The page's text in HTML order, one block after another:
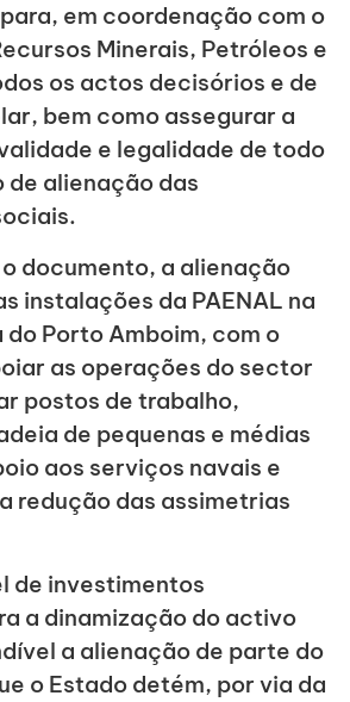
em coordenação com o
Minerais, Petróleos e
os actos decisórios e de
bem como assegurar a
e legalidade de todo
alienação das
documento, a alienação
instalações da PAENAL na
Porto Amboim, com o
as operações do sector
postos de trabalho,
de pequenas e médias
aos serviços navais e
redução das assimetrias
de investimentos
a dinamização do activo
a alienação de parte do
o Estado detém, por via da